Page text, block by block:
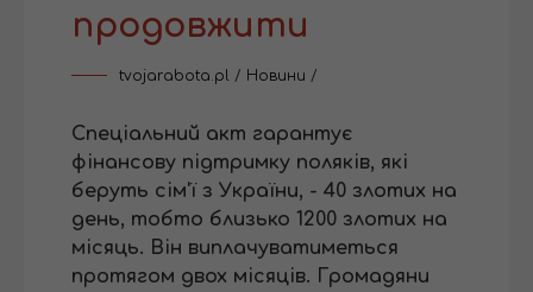
продовжити
tvojarabota.pl / Новини /
Спеціальний акт гарантує
фінансову підтримку поляків, які
беруть сім'ї з України, - 40 злотих на
день, тобто близько 1200 злотих на
місяць. Він виплачуватиметься
протягом двох місяців. Громадяни